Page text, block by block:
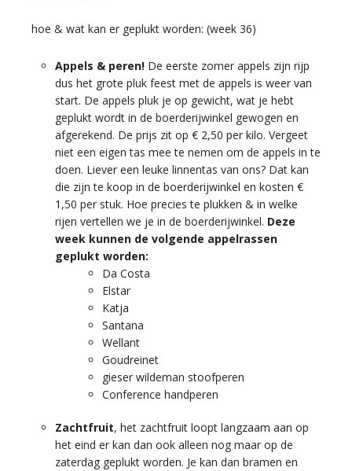
hoe & wat kan er geplukt worden: (week 36)
Appels & peren! De eerste zomer appels zijn rijp
dus het grote pluk feest met de appels is weer van
start. De appels pluk je op gewicht, wat je hebt
geplukt wordt in de boerderijwinkel gewogen en
afgerekend. De prijs zit op € 2,50 per kilo. Vergeet
niet een eigen tas mee te nemen om de appels in te
doen. Liever een leuke linnentas van ons? Dat kan
die zijn te koop in de boerderijwinkel en kosten €
1,50 per stuk. Hoe precies te plukken & in welke
rijen vertellen we je in de boerderijwinkel. Deze
week kunnen de volgende appelrassen
geplukt worden:
Da Costa
Elstar
Katja
Santana
Wellant
Goudreinet
gieser wildeman stoofperen
Conference handperen
Zachtfruit, het zachtfruit loopt langzaam aan op
het eind er kan dan ook alleen nog maar op de
zaterdag geplukt worden. Je kan dan bramen en